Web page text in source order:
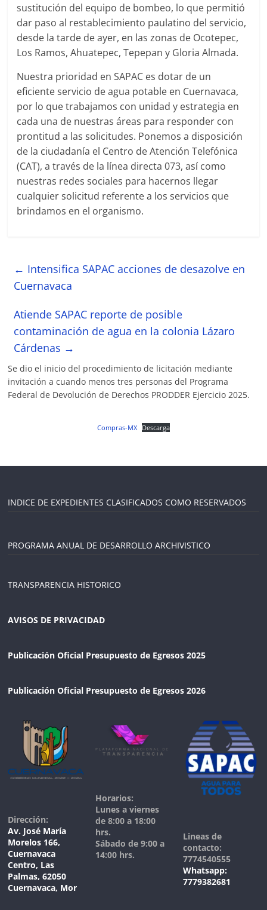
sustitución del equipo de bombeo, lo que permitió
dar paso al restablecimiento paulatino del servicio,
desde la tarde de ayer, en las zonas de Ocotepec,
Los Ramos, Ahuatepec, Tepepan y Gloria Almada.
Nuestra prioridad en SAPAC es dotar de un
eficiente servicio de agua potable en Cuernavaca,
por lo que trabajamos con unidad y estrategia en
cada una de nuestras áreas para responder con
prontitud a las solicitudes. Ponemos a disposición
de la ciudadanía el Centro de Atención Telefónica
(CAT), a través de la línea directa 073, así como
nuestras redes sociales para hacernos llegar
cualquier solicitud referente a los servicios que
brindamos en el organismo.
← Intensifica SAPAC acciones de desazolve en
Cuernavaca
Atiende SAPAC reporte de posible
contaminación de agua en la colonia Lázaro
Cárdenas →
Se dio el inicio del procedimiento de licitación mediante
invitación a cuando menos tres personas del Programa
Federal de Devolución de Derechos PRODDER Ejercicio 2025.
Compras-MX Descarga
INDICE DE EXPEDIENTES CLASIFICADOS COMO RESERVADOS
PROGRAMA ANUAL DE DESARROLLO ARCHIVISTICO
TRANSPARENCIA HISTORICO
AVISOS DE PRIVACIDAD
Publicación Oficial Presupuesto de Egresos 2025
Publicación Oficial Presupuesto de Egresos 2026
Dirección:
Av. José María
Morelos 166,
Cuernavaca
Centro, Las
Palmas, 62050
Cuernavaca, Mor
Horarios:
Lunes a viernes
de 8:00 a 18:00
hrs.
Sábado de 9:00 a
14:00 hrs.
Lineas de
contacto:
7774540555
Whatsapp:
7779382681